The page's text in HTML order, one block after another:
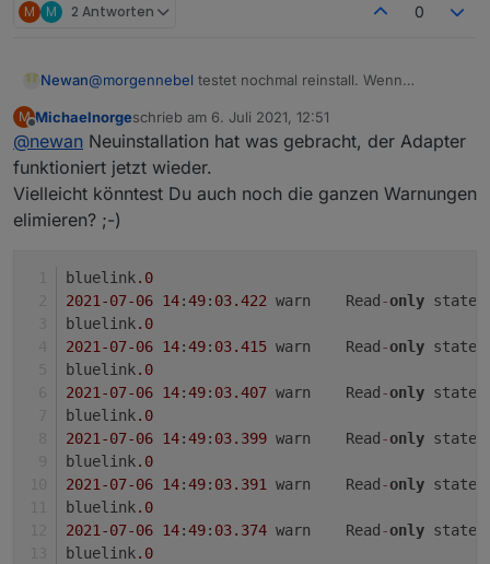
M M 2 Antworten 0
Newan@morgennebel testet nochmal reinstall. Wenn
M Michaelnorgeschrieb am 6. Juli 2021, 12:51
zuletzt editiert von
@newan Neuinstallation hat was gebracht, der Adapter
funktioniert jetzt wieder.
Vielleicht könntest Du auch noch die ganzen Warnungen
elimieren? ;-)
bluelink.0
2021-07-06 14:49: 03.422
	warn	Read
-only state
bluelink.0
2021-07-06 14:49: 03.415
	warn	Read
-only state
bluelink.0
2021-07-06 14:49: 03.407
	warn	Read
-only state
bluelink.0
2021-07-06 14:49: 03.399
	warn	Read
-only state
bluelink.0
2021-07-06 14:49: 03.391
	warn	Read
-only state
bluelink.0
2021-07-06 14:49: 03.374
	warn	Read
-only state
bluelink.0